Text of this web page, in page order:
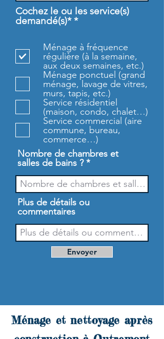
Cochez le ou les service(s)
demandé(s)* *O
g
a
t
o
i
r
e
Ménage à fréquence
régulière (à la semaine,
aux deux semaines, etc.)
Ménage ponctuel (grand
ménage, lavage de vitres,
murs, tapis, etc.)
Service résidentiel
(maison, condo, chalet…)
Service commercial (aire
commune, bureau,
commerce…)
Nombre de chambres et
salles de bains ?
Plus de détails ou
commentaires
Envoyer
Ménage et nettoyage après